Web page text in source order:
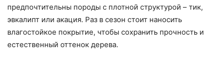
предпочтительны породы с плотной структурой – тик,
эвкалипт или акация. Раз в сезон стоит наносить
влагостойкое покрытие, чтобы сохранить прочность и
естественный оттенок дерева.